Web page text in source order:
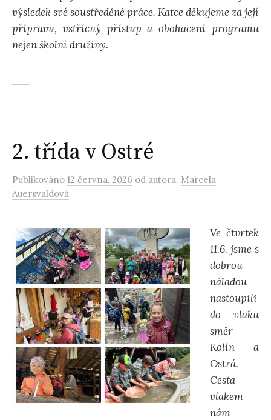
výsledek své soustředěné práce. Katce děkujeme za její
přípravu, vstřícný přístup a obohacení programu
nejen školní družiny.
2. třída v Ostré
Publikováno 12 června, 2026 od autora: Marcela
Auersvaldová
Ve čtvrtek
11.6. jsme s
dobrou
náladou
nastoupili
do vlaku
směr
Kolín a
Ostrá.
Cesta
vlakem
nám